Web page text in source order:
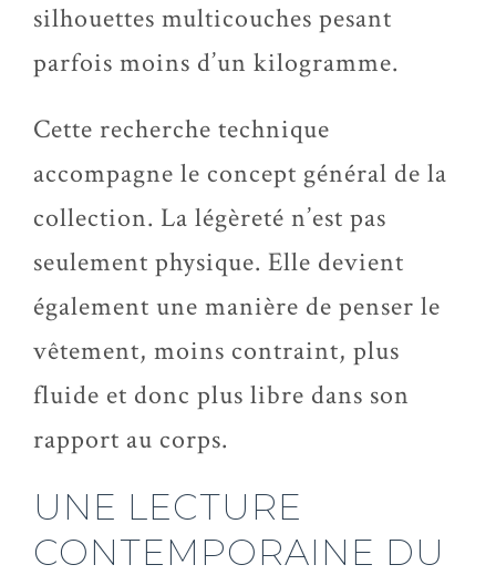
silhouettes multicouches pesant
parfois moins d’un kilogramme.
Cette recherche technique
accompagne le concept général de la
collection. La légèreté n’est pas
seulement physique. Elle devient
également une manière de penser le
vêtement, moins contraint, plus
fluide et donc plus libre dans son
rapport au corps.
UNE LECTURE
CONTEMPORAINE DU